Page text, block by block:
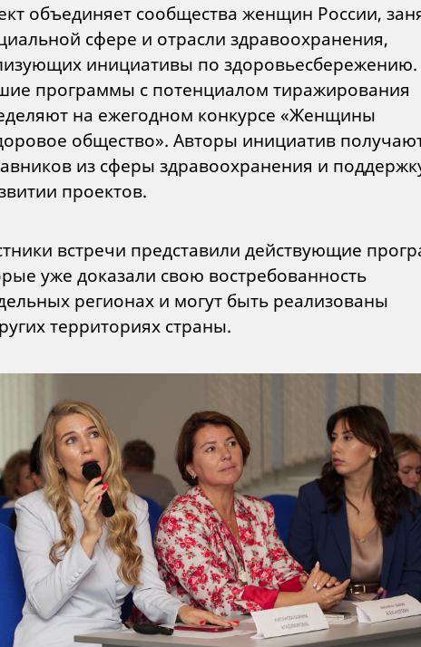
объединяет сообщества женщин России,
сфере и отрасли здравоохранения,
инициативы по здоровьесбережению.
программы с потенциалом тиражирования
на ежегодном конкурсе «Женщины
общество». Авторы инициатив
из сферы здравоохранения и
проектов.
встречи представили действующие
уже доказали свою востребованность
регионах и могут быть реализованы
территориях страны.